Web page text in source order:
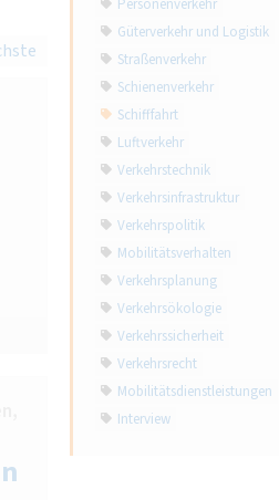
Personenverkehr
Güterverkehr und Logistik
Straßenverkehr
Schienenverkehr
Schifffahrt
Luftverkehr
Verkehrstechnik
Verkehrsinfrastruktur
Verkehrspolitik
Mobilitätsverhalten
Verkehrsplanung
Verkehrsökologie
Verkehrssicherheit
Verkehrsrecht
Mobilitätsdienstleistungen
Interview